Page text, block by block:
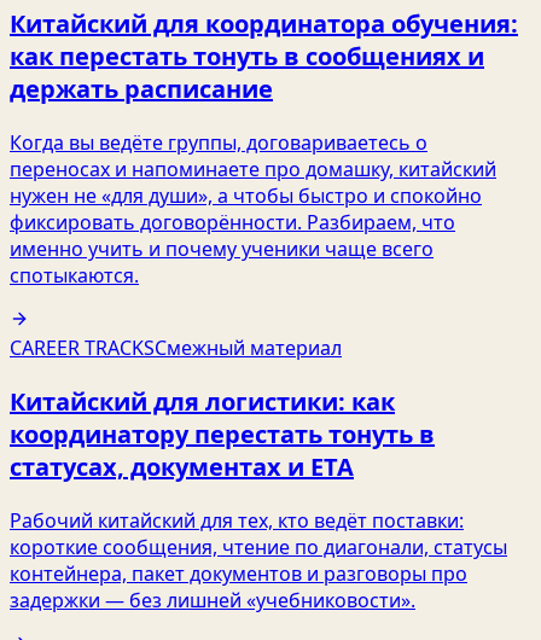
Китайский для координатора обучения:
как перестать тонуть в сообщениях и
держать расписание
Когда вы ведёте группы, договариваетесь о
переносах и напоминаете про домашку, китайский
нужен не «для души», а чтобы быстро и спокойно
фиксировать договорённости. Разбираем, что
именно учить и почему ученики чаще всего
спотыкаются.
CAREER TRACKSСмежный материал
Китайский для логистики: как
координатору перестать тонуть в
статусах, документах и ETA
Рабочий китайский для тех, кто ведёт поставки:
короткие сообщения, чтение по диагонали, статусы
контейнера, пакет документов и разговоры про
задержки — без лишней «учебниковости».